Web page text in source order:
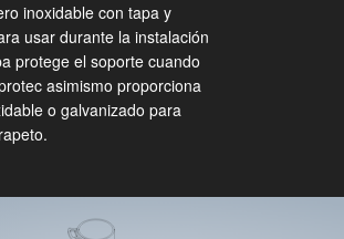
inoxidable con tapa y
usar durante la instalación
protege el soporte cuando
asimismo proporciona
o galvanizado para